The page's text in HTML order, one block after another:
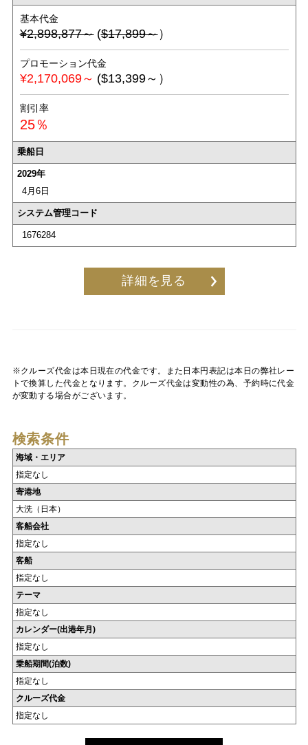
基本代金
¥2,898,877～ ($17,899～）
プロモーション代金
¥2,170,069～ ($13,399～）
割引率
25％
乗船日
2029年
4月6日
システム管理コード
1676284
詳細を見る
※クルーズ代金は本日現在の代金です。また日本円表記は本日の弊社レー
トで換算した代金となります。クルーズ代金は変動性の為、予約時に代金
が変動する場合がございます。
検索条件
海域・エリア
指定なし
寄港地
大洗（日本）
客船会社
指定なし
客船
指定なし
テーマ
指定なし
カレンダー(出港年月)
指定なし
乗船期間(泊数)
指定なし
クルーズ代金
指定なし